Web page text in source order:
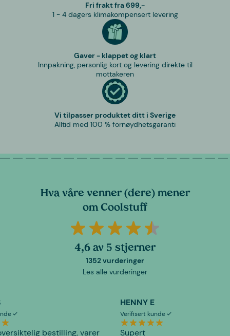
Fri frakt fra 699,-
1 - 4 dagers klimakompensert levering
Gaver - klappet og klart
Innpakning, personlig kort og levering direkte til
mottakeren
Vi tilpasser produktet ditt i Sverige
Alltid med 100 % fornøydhetsgaranti
Hva våre venner (dere) mener
om Coolstuff
4,6 av 5 stjerner
1352 vurderinger
Les alle vurderinger
bestilling, varer
HENNY E
Verifisert kunde
Supert